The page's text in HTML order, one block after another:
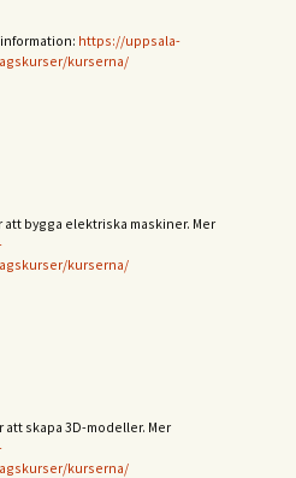
https://uppsala-
kurserna/
att bygga elektriska maskiner. Mer
kurserna/
att skapa 3D-modeller. Mer
kurserna/